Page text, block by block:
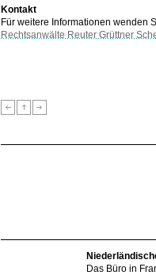
Kontakt
Für weitere Informationen wenden
Rechtsanwälte Reuter Grüttner
Das Büro in